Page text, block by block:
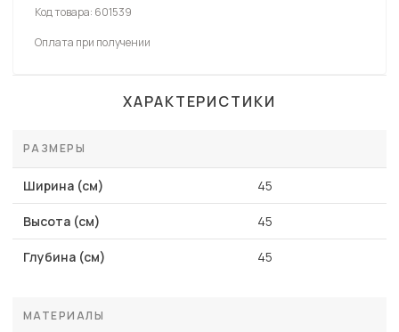
Код товара: 601539
Оплата при получении
ХАРАКТЕРИСТИКИ
РАЗМЕРЫ
Ширина (см) 45
Высота (см) 45
Глубина (см) 45
МАТЕРИАЛЫ